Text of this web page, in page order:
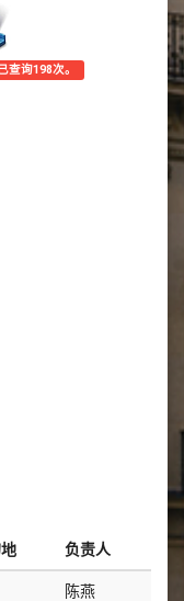
询198次。
负责人
陈燕